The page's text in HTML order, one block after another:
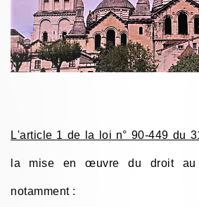
L'article 1 de la loi n° 90-449 du
la mise en œuvre du droit au
notamment :